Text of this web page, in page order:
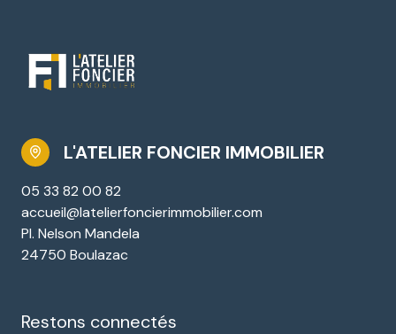
L'ATELIER FONCIER IMMOBILIER
05 33 82 00 82
accueil@latelierfoncierimmobilier.com
Pl. Nelson Mandela
24750 Boulazac
Restons connectés